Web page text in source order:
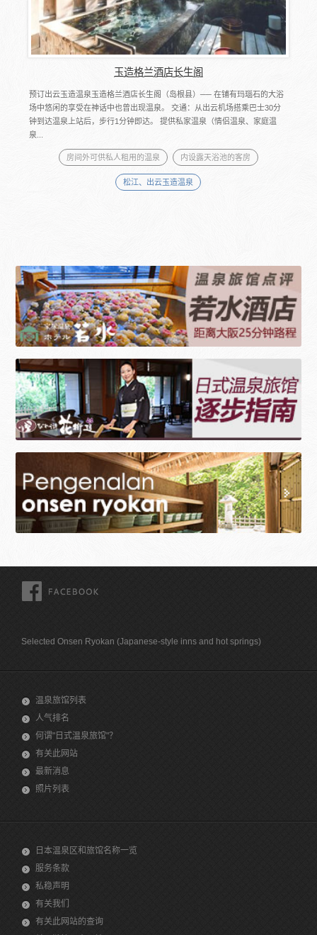
玉造格兰酒店长生阁
预订出云玉造温泉玉造格兰酒店长生阁（岛根县）── 在铺有玛瑙石的大浴
场中悠闲的享受在神话中也曾出现温泉。 交通：从出云机场搭乘巴士30分
钟到达温泉上站后，步行1分钟即达。 提供私家温泉（情侣温泉、家庭温
泉...
房间外可供私人租用的温泉 内设露天浴池的客房
松江、出云玉造温泉
Selected Onsen Ryokan (Japanese-style inns and hot springs)
温泉旅馆列表
人气排名
何谓"日式温泉旅馆"？
有关此网站
最新消息
照片列表
日本温泉区和旅馆名称一览
服务条款
私稳声明
有关我们
有关此网站的查询